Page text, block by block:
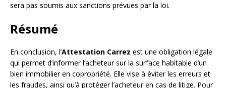
sera pas soumis aux sanctions prévues par la loi.
Résumé
En conclusion, l’Attestation Carrez est une obligation légale
qui permet d’informer l’acheteur sur la surface habitable d’un
bien immobilier en copropriété. Elle vise à éviter les erreurs et
les fraudes, ainsi qu’à protéger l’acheteur en cas de litige. Pour